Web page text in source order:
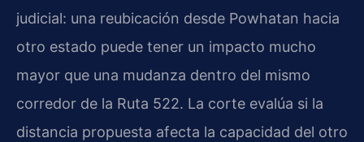
judicial: una reubicación desde Powhatan hacia
otro estado puede tener un impacto mucho
mayor que una mudanza dentro del mismo
corredor de la Ruta 522. La corte evalúa si la
distancia propuesta afecta la capacidad del otro